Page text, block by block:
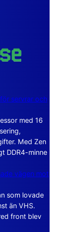
servrar och
med 16
Med Zen
DDR4-minne
vägen mot
som lovade
än VHS.
front blev